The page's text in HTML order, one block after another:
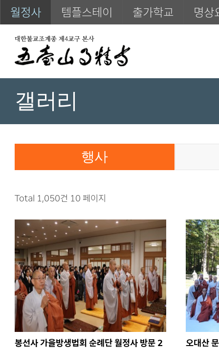
월정사 템플스테이 출가학교 명상
갤러리
행사
Total 1,050건 10 페이지
봉선사 가을방생법회 순례단 월정사 방문 2
오대산